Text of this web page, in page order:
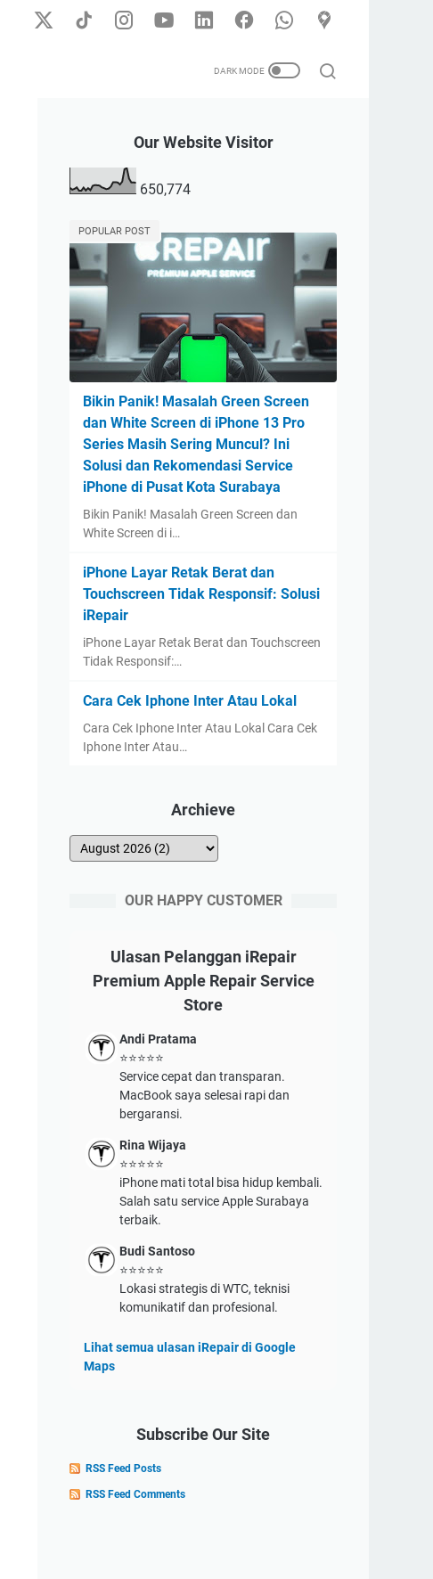
Our Website Visitor
650,774
POPULAR POST
Bikin Panik! Masalah Green Screen
dan White Screen di iPhone 13 Pro
Series Masih Sering Muncul? Ini
Solusi dan Rekomendasi Service
iPhone di Pusat Kota Surabaya
Bikin Panik! Masalah Green Screen dan
White Screen di i…
iPhone Layar Retak Berat dan
Touchscreen Tidak Responsif: Solusi
iRepair
iPhone Layar Retak Berat dan Touchscreen
Tidak Responsif:…
Cara Cek Iphone Inter Atau Lokal
Cara Cek Iphone Inter Atau Lokal Cara Cek
Iphone Inter Atau…
Archieve
OUR HAPPY CUSTOMER
Ulasan Pelanggan iRepair
Premium Apple Repair Service
Store
Andi Pratama
⭐⭐⭐⭐⭐
Service cepat dan transparan.
MacBook saya selesai rapi dan
bergaransi.
Rina Wijaya
⭐⭐⭐⭐⭐
iPhone mati total bisa hidup kembali.
Salah satu service Apple Surabaya
terbaik.
Budi Santoso
⭐⭐⭐⭐⭐
Lokasi strategis di WTC, teknisi
komunikatif dan profesional.
Lihat semua ulasan iRepair di Google
Maps
Subscribe Our Site
RSS Feed Posts
RSS Feed Comments